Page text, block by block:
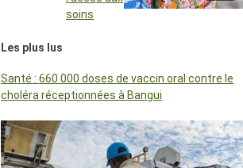
soins
Les plus lus
Santé : 660 000 doses de vaccin oral contre le
choléra réceptionnées à Bangui